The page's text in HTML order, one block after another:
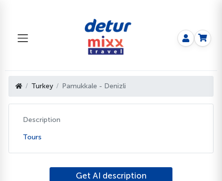
Turkey Pamukkale - Denizli
Description
Tours
Get AI description